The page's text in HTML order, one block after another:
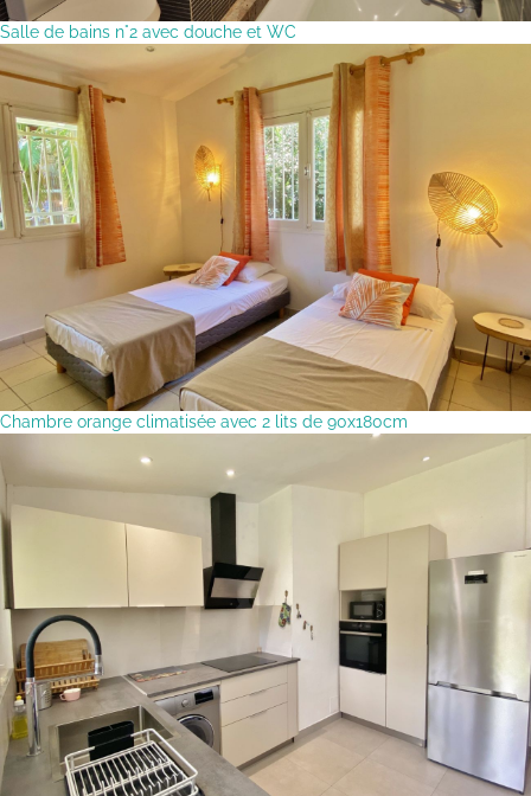
Salle de bains n°2 avec douche et WC
Chambre orange climatisée avec 2 lits de 90x180cm